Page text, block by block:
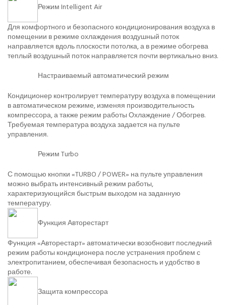
Режим Intelligent Air
Для комфортного и безопасного кондиционирования воздуха в
помещении в режиме охлаждения воздушный поток
направляется вдоль плоскости потолка, а в режиме обогрева
теплый воздушный поток направляется почти вертикально вниз.
Настраиваемый автоматический режим
Кондиционер контролирует температуру воздуха в помещении
в автоматическом режиме, изменяя производительность
компрессора, а также режим работы Охлаждение / Обогрев.
Требуемая температура воздуха задается на пульте
управления.
Режим Turbo
С помощью кнопки «TURBO / POWER» на пульте управления
можно выбрать интенсивный режим работы,
характеризующийся быстрым выходом на заданную
температуру.
Функция Авторестарт
Функция «Авторестарт» автоматически возобновит последний
режим работы кондиционера после устранения проблем с
электропитанием, обеспечивая безопасность и удобство в
работе.
Защита компрессора